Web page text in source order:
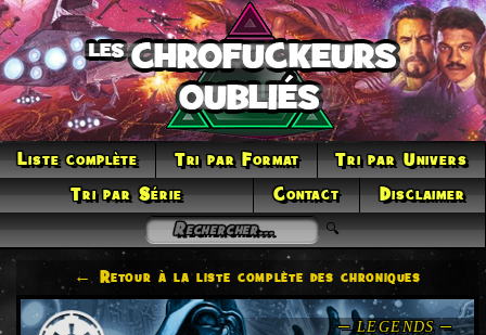
Liste complète Tri par Format
Tri par Univers
Tri par Série
Contact Disclaimer
← Retour à la liste complète des chroniques